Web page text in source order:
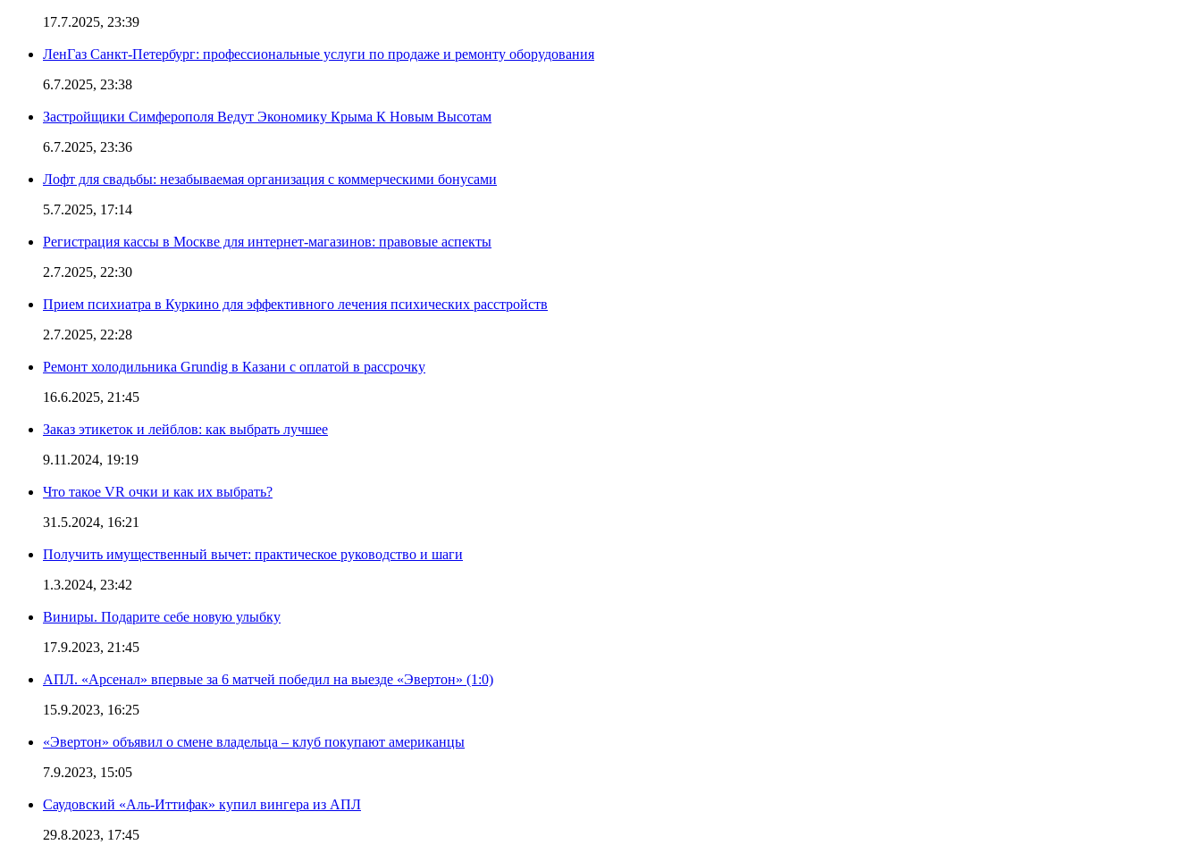
17.7.2025, 23:39
ЛенГаз Санкт-Петербург: профессиональные услуги по продаже и ремонту оборудования
6.7.2025, 23:38
Застройщики Симферополя Ведут Экономику Крыма К Новым Высотам
6.7.2025, 23:36
Лофт для свадьбы: незабываемая организация с коммерческими бонусами
5.7.2025, 17:14
Регистрация кассы в Москве для интернет-магазинов: правовые аспекты
2.7.2025, 22:30
Прием психиатра в Куркино для эффективного лечения психических расстройств
2.7.2025, 22:28
Ремонт холодильника Grundig в Казани с оплатой в рассрочку
16.6.2025, 21:45
Заказ этикеток и лейблов: как выбрать лучшее
9.11.2024, 19:19
Что такое VR очки и как их выбрать?
31.5.2024, 16:21
Получить имущественный вычет: практическое руководство и шаги
1.3.2024, 23:42
Виниры. Подарите себе новую улыбку
17.9.2023, 21:45
АПЛ. «Арсенал» впервые за 6 матчей победил на выезде «Эвертон» (1:0)
15.9.2023, 16:25
«Эвертон» объявил о смене владельца – клуб покупают американцы
7.9.2023, 15:05
Саудовский «Аль-Иттифак» купил вингера из АПЛ
29.8.2023, 17:45